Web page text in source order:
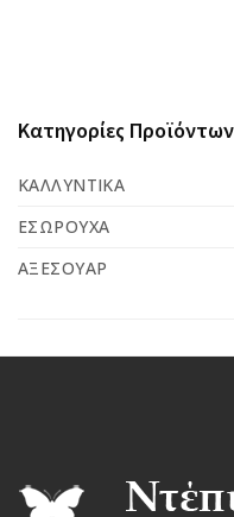
Κατηγορίες Προϊόντων
ΚΑΛΛΥΝΤΙΚΆ
ΕΣΏΡΟΥΧΑ
ΑΞΕΣΟΥΆΡ